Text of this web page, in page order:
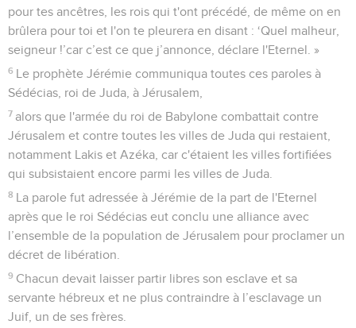
pour tes ancêtres, les rois qui t'ont précédé, de même on en
brûlera pour toi et l'on te pleurera en disant : ‘Quel malheur,
seigneur !’car c’est ce que j’annonce, déclare l'Eternel. »
6 Le prophète Jérémie communiqua toutes ces paroles à
Sédécias, roi de Juda, à Jérusalem,
7 alors que l'armée du roi de Babylone combattait contre
Jérusalem et contre toutes les villes de Juda qui restaient,
notamment Lakis et Azéka, car c'étaient les villes fortifiées
qui subsistaient encore parmi les villes de Juda.
8 La parole fut adressée à Jérémie de la part de l'Eternel
après que le roi Sédécias eut conclu une alliance avec
l’ensemble de la population de Jérusalem pour proclamer un
décret de libération.
9 Chacun devait laisser partir libres son esclave et sa
servante hébreux et ne plus contraindre à l’esclavage un
Juif, un de ses frères.